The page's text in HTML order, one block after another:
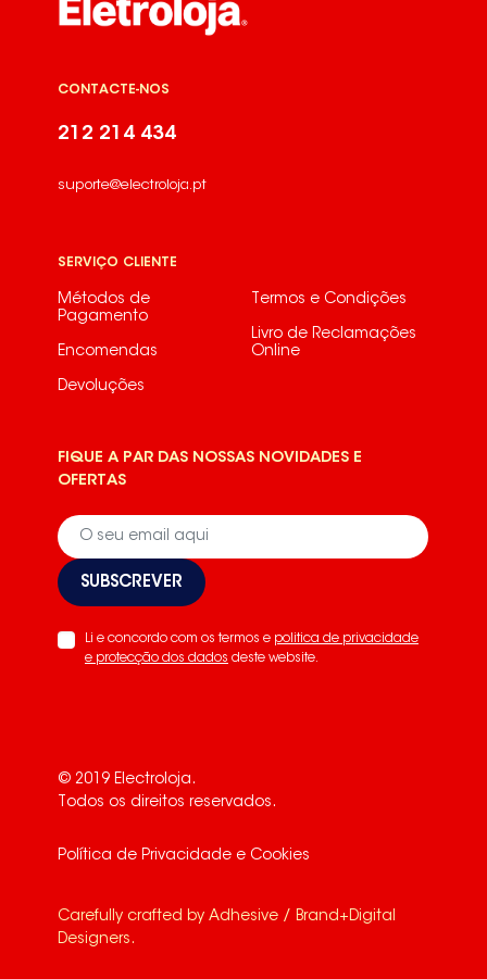
CONTACTE-NOS
212 214 434
suporte@electroloja.pt
SERVIÇO CLIENTE
Métodos de
Pagamento
Encomendas
Devoluções
Termos e Condições
Livro de Reclamações
Online
FIQUE A PAR DAS NOSSAS NOVIDADES E
OFERTAS
SUBSCREVER
Li e concordo com os termos e politica de privacidade
e protecção dos dados deste website.
© 2019 Electroloja.
Todos os direitos reservados.
Política de Privacidade e Cookies
Carefully crafted byAdhesive / Brand+Digital
Designers .